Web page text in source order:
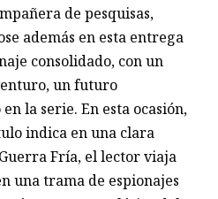
de pesquisas,
además en esta entrega
consolidado, con un
un futuro
la serie. En esta ocasión,
indica en una clara
Fría, el lector viaja
una trama de espionajes